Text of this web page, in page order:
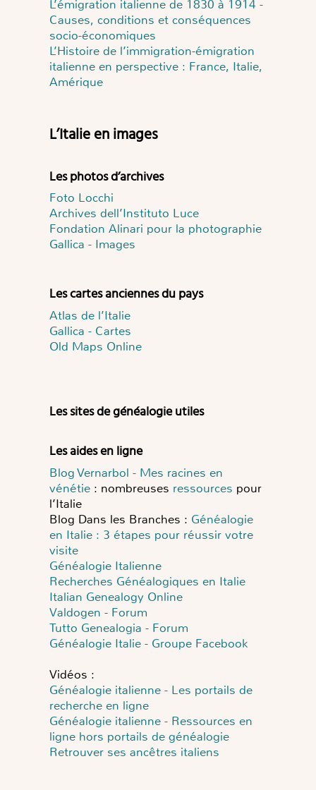
L’émigration italienne de 1830 à 1914 -
Causes, conditions et conséquences
socio-économiques
L’Histoire de l’immigration-émigration
italienne en perspective : France, Italie,
Amérique
L’Italie en images
Les photos d’archives
Foto Locchi
Archives dell’Instituto Luce
Fondation Alinari pour la photographie
Gallica - Images
Les cartes anciennes du pays
Atlas de l’Italie
Gallica - Cartes
Old Maps Online
Les sites de généalogie utiles
Les aides en ligne
Blog Vernarbol - Mes racines en
vénétie : nombreuses ressources pour
l’Italie
Blog Dans les Branches : Généalogie
en Italie : 3 étapes pour réussir votre
visite
Généalogie Italienne
Recherches Généalogiques en Italie
Italian Genealogy Online
Valdogen - Forum
Tutto Genealogia - Forum
Généalogie Italie - Groupe Facebook
Vidéos :
Généalogie italienne - Les portails de
recherche en ligne
Généalogie italienne - Ressources en
ligne hors portails de généalogie
Retrouver ses ancêtres italiens